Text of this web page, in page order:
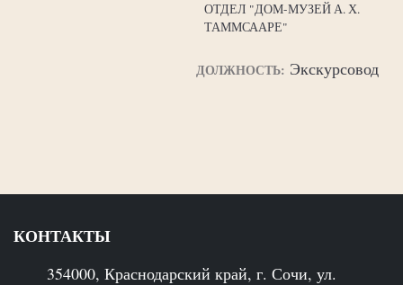
ОТДЕЛ "ДОМ-МУЗЕЙ А. Х.
ТАММСААРЕ"
ДОЛЖНОСТЬ: Экскурсовод
КОНТАКТЫ
354000, Краснодарский край, г. Сочи, ул.